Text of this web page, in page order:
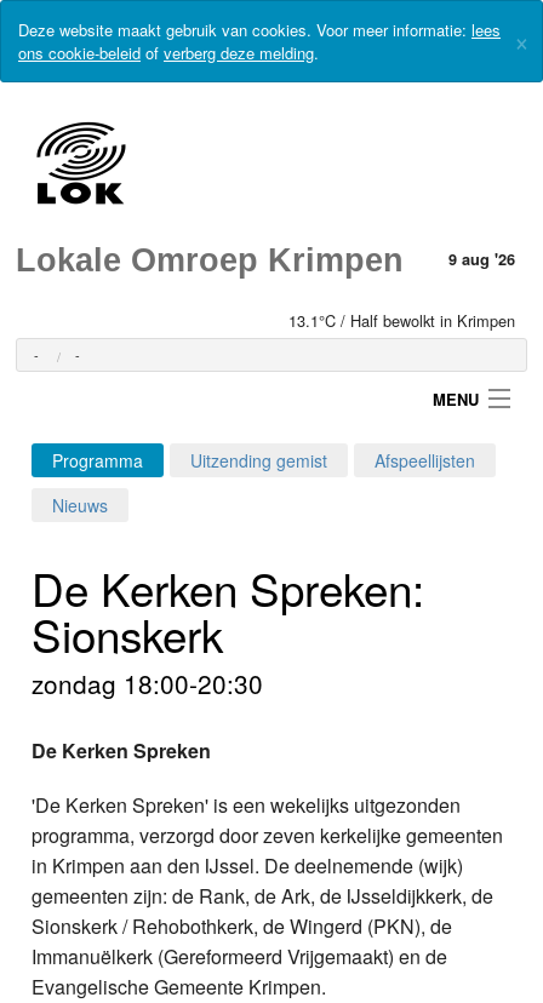
Deze website maakt gebruik van cookies. Voor meer informatie: lees
ons cookie-beleid of verberg deze melding. ×
Lokale Omroep Krimpen 9 aug '26
13.1°C / Half bewolkt in Krimpen
- -
MENU
Login
Programma's
Webcam
Info
Programma Uitzending gemist
Afspeellijsten
Nieuws
De Kerken Spreken:
Sionskerk
zondag 18:00-20:30
De Kerken Spreken
'De Kerken Spreken' is een wekelijks uitgezonden
programma, verzorgd door zeven kerkelijke gemeenten
in Krimpen aan den IJssel. De deelnemende (wijk)
gemeenten zijn: de Rank, de Ark, de IJsseldijkkerk, de
Sionskerk / Rehobothkerk, de Wingerd (PKN), de
Immanuëlkerk (Gereformeerd Vrijgemaakt) en de
Evangelische Gemeente Krimpen.